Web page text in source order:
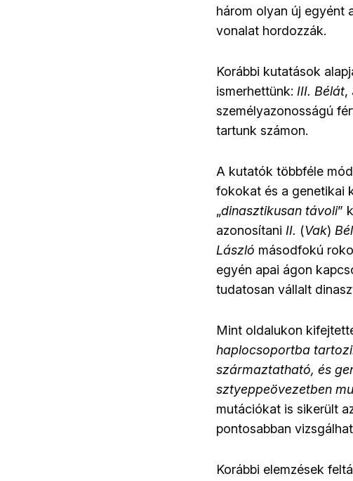
három olyan új egyént
vonalat hordozzák.
Korábbi kutatások
ismerhettünk: III. Bélát,
személyazonosságú
tartunk számon.
A kutatók többféle
fokokat és a genetikai
„dinasztikusan távoli”
azonosítani II. (Vak)
László másodfokú
egyén apai ágon
tudatosan vállalt
Mint oldalukon
haplocsoportba
származtatható, és
sztyeppeövezetben
mutációkat is sikerült
pontosabban
Korábbi elemzések